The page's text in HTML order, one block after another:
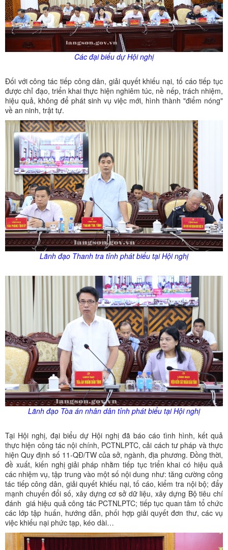
Các đại biểu dự Hội nghị
Đối với công tác tiếp công dân, giải quyết khiếu nại, tố cáo tiếp tục
được chỉ đạo, triển khai thực hiện nghiêm túc, nề nếp, trách nhiệm,
hiệu quả, không để phát sinh vụ việc mới, hình thành "điểm nóng"
về an ninh, trật tự.
Lãnh đạo Thanh tra tỉnh phát biểu tại Hội nghị
Lãnh đạo Tòa án nhân dân tỉnh phát biểu tại Hội nghị
Tại Hội nghị, đại biểu dự Hội nghị đã báo cáo tình hình, kết quả
thực hiện công tác nội chính, PCTNLPTC, cải cách tư pháp và thực
hiện Quy định số 11-QĐ/TW của sở, ngành, địa phương. Đồng thời,
đề xuất, kiến nghị giải pháp nhằm tiếp tục triển khai có hiệu quả
các nhiệm vụ, tập trung vào một số nội dung như: tăng cường công
tác tiếp công dân, giải quyết khiếu nại, tố cáo, kiểm tra nội bộ; đẩy
mạnh chuyển đổi số, xây dựng cơ sở dữ liệu, xây dựng Bộ tiêu chí
đánh giá hiệu quả công tác PCTNLPTC; tiếp tục quan tâm tổ chức
các lớp tập huấn, hướng dẫn, phối hợp giải quyết đơn thư, các vụ
việc khiếu nại phức tạp, kéo dài…